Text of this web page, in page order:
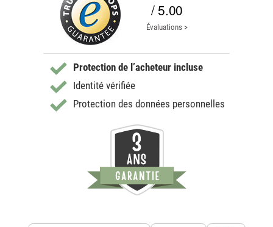
/ 5.00
Évaluations >
Protection de l’acheteur incluse
Identité vérifiée
Protection des données personnelles